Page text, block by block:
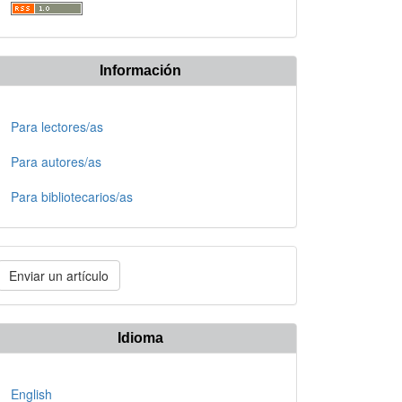
Información
Para lectores/as
Para autores/as
Para bibliotecarios/as
Enviar un artículo
Idioma
English